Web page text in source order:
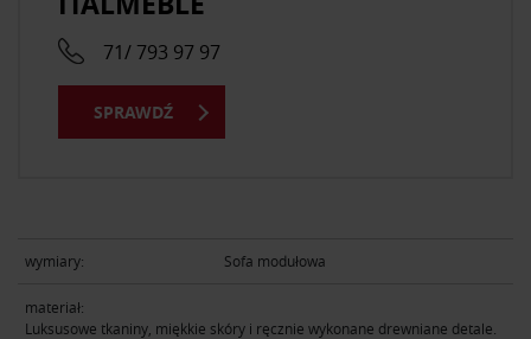
wymiary: Sofa modułowa
materiał:
Luksusowe tkaniny, miękkie skóry i ręcznie wykonane drewniane detale.
71/ 793 97 97
SPRAWDŹ